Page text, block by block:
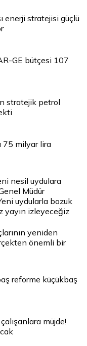
enerji stratejisi güçlü
GE bütçesi 107
stratejik petrol
75 milyar lira
nesil uydulara
Müdür
Yeni uydularla bozuk
yayın izleyeceğiz
yeniden
önemli bir
reforme küçükbaş
müjde!